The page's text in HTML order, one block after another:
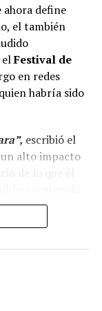
define
el también
elFestival de
en redes
habría sido
escribió el
un alto impacto
de lo que él